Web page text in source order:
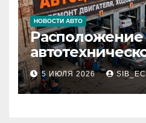
НОВОСТИ АВТО
Расположение
районе 84-го
МКАД
5 ИЮЛЯ 2026